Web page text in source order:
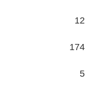
12
174
5